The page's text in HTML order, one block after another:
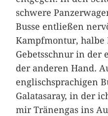
schwere
Busse entließen
Kampfmontur, halbe
Gebetsschnur in der
der anderen Hand.
englischsprachigen
Galatasaray, in der
mir Tränengas ins